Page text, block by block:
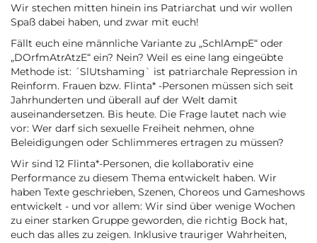
Wir stechen mitten hinein ins Patriarchat und wir wollen
Spaß dabei haben, und zwar mit euch!
Fällt euch eine männliche Variante zu „SchlAmpE“ oder
„DOrfmAtrAtzE“ ein? Nein? Weil es eine lang eingeübte
Methode ist: ´SlUtshaming` ist patriarchale Repression in
Reinform. Frauen bzw. Flinta* -Personen müssen sich seit
Jahrhunderten und überall auf der Welt damit
auseinandersetzen. Bis heute. Die Frage lautet nach wie
vor: Wer darf sich sexuelle Freiheit nehmen, ohne
Beleidigungen oder Schlimmeres ertragen zu müssen?
Wir sind 12 Flinta*-Personen, die kollaborativ eine
Performance zu diesem Thema entwickelt haben. Wir
haben Texte geschrieben, Szenen, Choreos und Gameshows
entwickelt - und vor allem: Wir sind über wenige Wochen
zu einer starken Gruppe geworden, die richtig Bock hat,
euch das alles zu zeigen. Inklusive trauriger Wahrheiten,